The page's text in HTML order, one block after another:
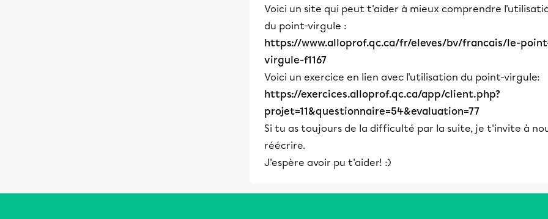
Voici un site qui peut t'aider à mieux comprendre
du point-virgule :
https://www.alloprof.qc.ca/fr/eleves/bv/francais/le-
virgule-f1167
Voici un exercice en lien avec l'utilisation du point-virgule:
https://exercices.alloprof.qc.ca/app/client.php?
projet=11&questionnaire=54&evaluation=77
Si tu as toujours de la difficulté par la suite, je t'invite à
réécrire.
J'espère avoir pu t'aider! :)